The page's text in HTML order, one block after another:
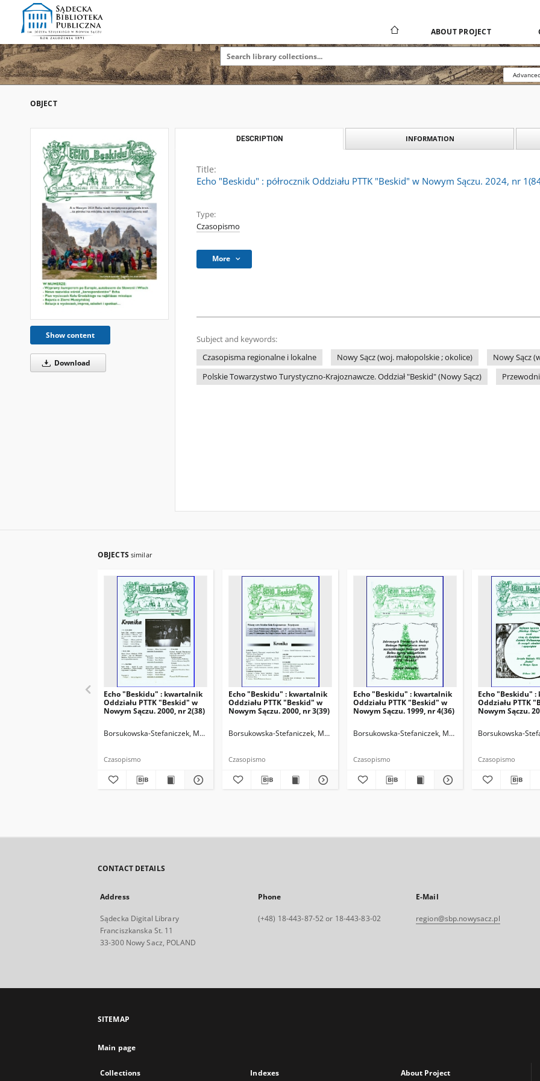
ABOUT PROJECT
OBJECT
Show content
Download
DESCRIPTION INFORMATION
Title:
Echo "Beskidu" : półrocznik Oddziału PTTK "Beskid" w Nowym Sączu. 2024, nr
Type:
Czasopismo
More
Subject and keywords:
Czasopisma regionalne i lokalne
Nowy Sącz (woj. małopolskie ; okolice) Nowy Sącz
Polskie Towarzystwo Turystyczno-Krajoznawcze. Oddział "Beskid" (Nowy Sącz)
OBJECTS similar
Echo "Beskidu" : kwartalnik
Oddziału PTTK "Beskid" w
Nowym Sączu. 2000, nr 2(38)
Borsukowska-Stefaniczek, Małgorzata. Redaktor Sobczyk, Adam. Redaktor Storch, Edward. Redaktor Styczyńska, Irena (1923-
Czasopismo
Echo "Beskidu" : kwartalnik
Oddziału PTTK "Beskid" w
Nowym Sączu. 2000, nr 3(39)
Borsukowska-Stefaniczek, Małgorzata. Redaktor Sobczyk, Adam. Redaktor naczelny Storch,
Czasopismo
Echo "Beskidu" : kwartalnik
Oddziału PTTK "Beskid" w
Nowym Sączu. 1999, nr 4(36)
Borsukowska-Stefaniczek, Małgorzata. Redaktor
Czasopismo
Echo "Beskidu"
Oddziału PTTK
Nowym Sączu.
Borsukowska-
Czasopismo
CONTACT DETAILS
Address
Sądecka Digital Library
Franciszkanska St. 11
33-300 Nowy Sacz, POLAND
Phone
(+48) 18-443-87-52 or 18-443-83-02
E-Mail
region@sbp.nowysacz.pl
SITEMAP
Main page
Collections Indexes About Project